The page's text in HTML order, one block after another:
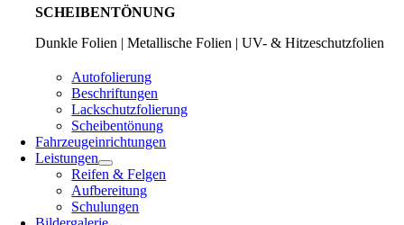
SCHEIBENTÖNUNG
Dunkle Folien | Metallische Folien | UV- & Hitzeschutzfolien
Autofolierung
Beschriftungen
Lackschutzfolierung
Scheibentönung
Fahrzeugeinrichtungen
Leistungen
Reifen & Felgen
Aufbereitung
Schulungen